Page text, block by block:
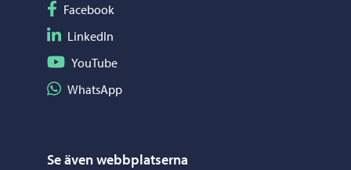
Följ på Facebook
Facebook
Följ på LinkedIn
LinkedIn
Följ på YouTube
YouTube
Dela på WhatsApp
WhatsApp
Se även webbplatserna